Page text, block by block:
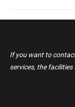
If you want to
services, the